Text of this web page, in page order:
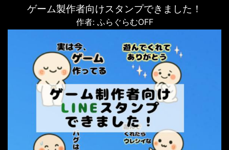
ゲーム製作者向けスタンプできました！
作者: ふらぐらむOFF